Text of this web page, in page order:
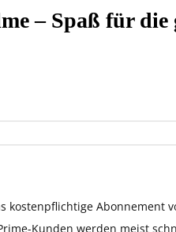
– Spaß für die
kostenpflichtige Abonnement
Kunden werden meist